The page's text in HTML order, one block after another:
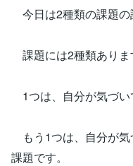
今日は2種類の課題の
課題には2種類ありま
1つは、自分が気づい
もう1つは、自分が気
課題です。